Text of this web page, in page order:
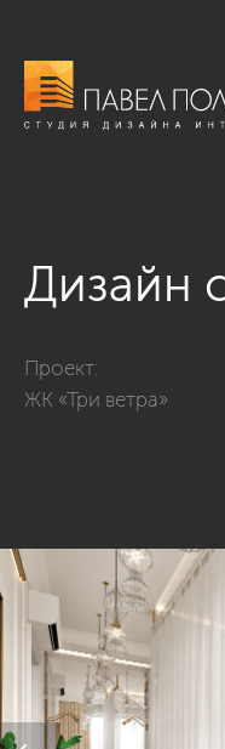
Дизайн
Проект:
ЖК «Три ветра»